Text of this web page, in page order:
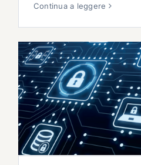
Continua a leggere